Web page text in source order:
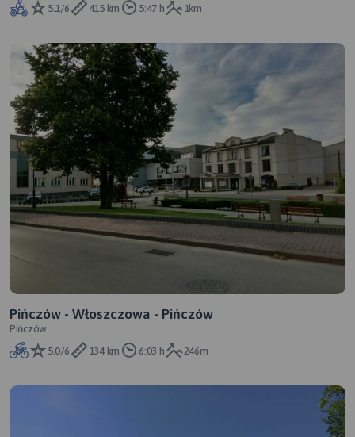
5.1/6
415 km 5:47 h 1km
Pińczów - Włoszczowa - Pińczów
Pińczów
5.0/6
134 km 6:03 h 246m